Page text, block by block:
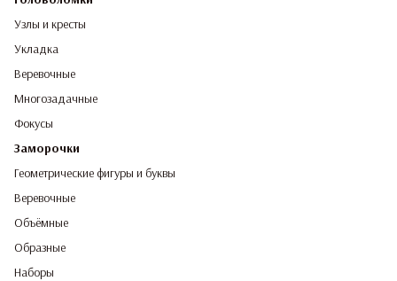
Узлы и кресты
Укладка
Веревочные
Многозадачные
Фокусы
Заморочки
Геометрические фигуры и буквы
Веревочные
Объёмные
Образные
Наборы